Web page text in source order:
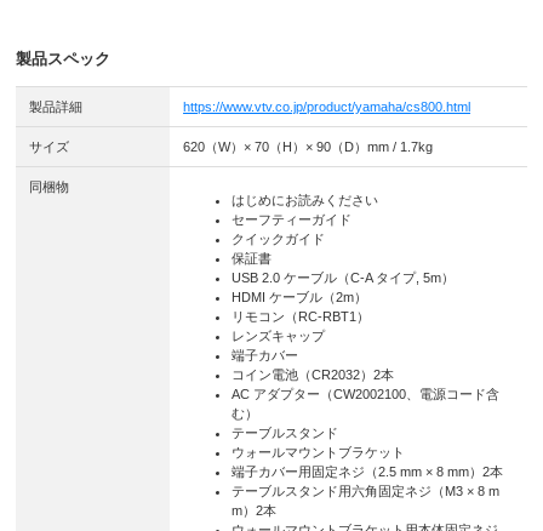
製品スペック
製品詳細 https://www.vtv.co.jp/product/yamaha/cs800.html
サイズ 620（W）× 70（H）× 90（D）mm / 1.7kg
同梱物
はじめにお読みください
セーフティーガイド
クイックガイド
保証書
USB 2.0 ケーブル（C-A タイプ, 5m）
HDMI ケーブル（2m）
リモコン（RC-RBT1）
レンズキャップ
端⼦カバー
コイン電池（CR2032）2本
AC アダプター（CW2002100、電源コード含
む）
テーブルスタンド
ウォールマウントブラケット
端⼦カバー⽤固定ネジ（2.5 mm × 8 mm）2本
テーブルスタンド⽤六⾓固定ネジ（M3 × 8 m
m）2本